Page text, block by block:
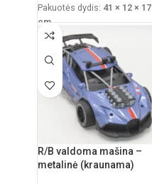
Pakuotės dydis: 41 × 12 × 17
cm
Rekomenduojamas amžius:
nuo 3 metų
Reikalingi elementai:4×AA
mašinai+2×AA pultui
R/B valdoma mašina –
metalinė (kraunama)